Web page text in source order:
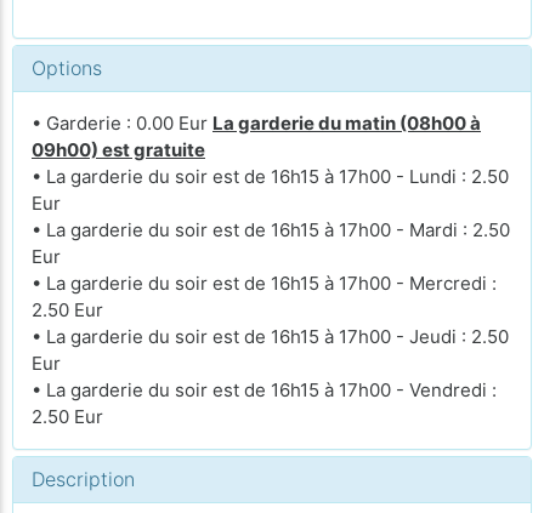
Options
• Garderie : 0.00 Eur La garderie du matin (08h00 à
09h00) est gratuite
• La garderie du soir est de 16h15 à 17h00 - Lundi : 2.50
Eur
• La garderie du soir est de 16h15 à 17h00 - Mardi : 2.50
Eur
• La garderie du soir est de 16h15 à 17h00 - Mercredi :
2.50 Eur
• La garderie du soir est de 16h15 à 17h00 - Jeudi : 2.50
Eur
• La garderie du soir est de 16h15 à 17h00 - Vendredi :
2.50 Eur
Description